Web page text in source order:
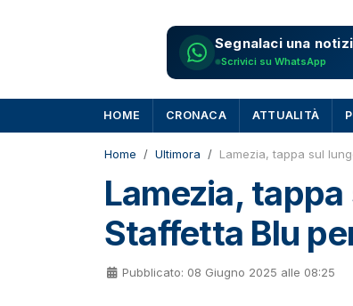
Segnalaci una
Scrivici su WhatsApp
HOME CRONACA ATTUALITÀ
Home Ultimora Lamezia, tappa sul
Lamezia,
Staffetta Blu
Pubblicato: 08 Giugno 2025 alle 08:25